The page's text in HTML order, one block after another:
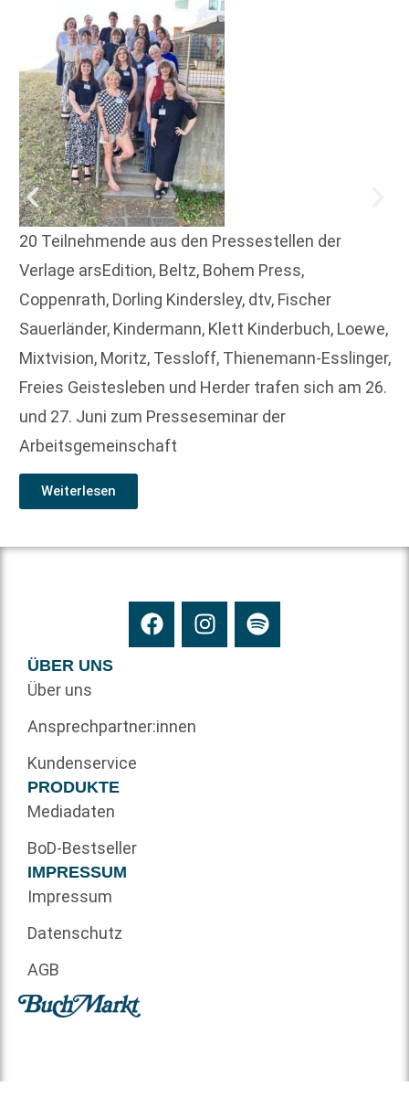
20 Teilnehmende aus den Pressestellen der
Verlage arsEdition, Beltz, Bohem Press,
Coppenrath, Dorling Kindersley, dtv, Fischer
Sauerländer, Kindermann, Klett Kinderbuch, Loewe,
Mixtvision, Moritz, Tessloff, Thienemann-Esslinger,
Freies Geistesleben und Herder trafen sich am 26.
und 27. Juni zum Presseseminar der
Arbeitsgemeinschaft
Weiterlesen
ÜBER UNS
Über uns
Ansprechpartner:innen
Kundenservice
PRODUKTE
Mediadaten
BoD-Bestseller
IMPRESSUM
Impressum
Datenschutz
AGB